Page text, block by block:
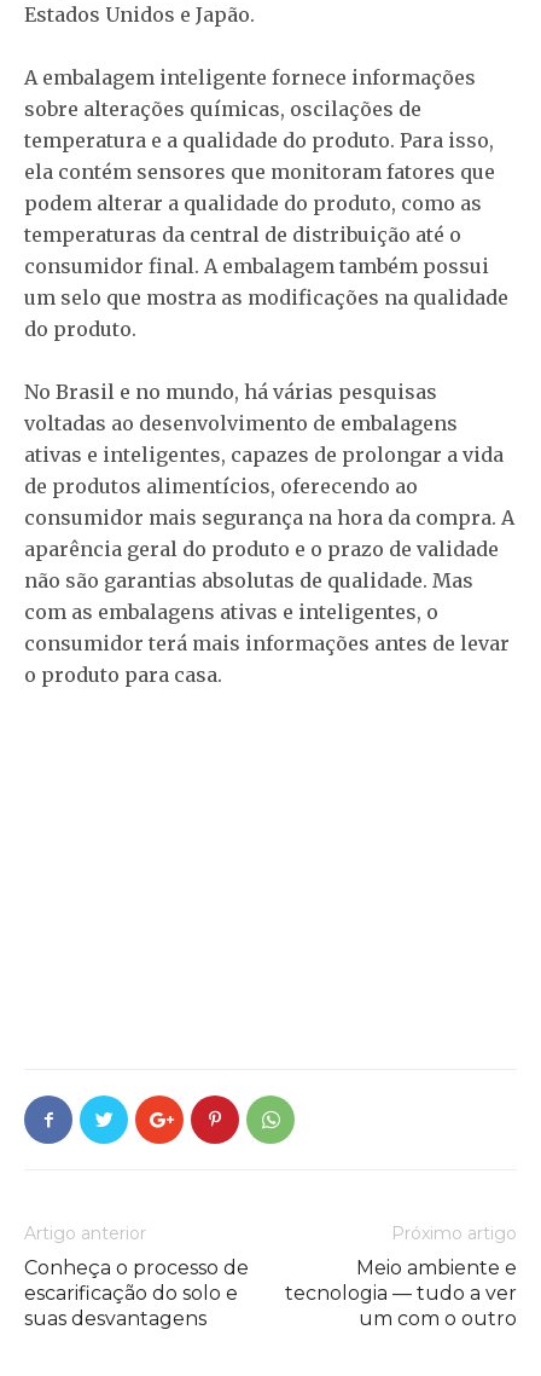
Estados Unidos e Japão.
A embalagem inteligente fornece informações
sobre alterações químicas, oscilações de
temperatura e a qualidade do produto. Para isso,
ela contém sensores que monitoram fatores que
podem alterar a qualidade do produto, como as
temperaturas da central de distribuição até o
consumidor final. A embalagem também possui
um selo que mostra as modificações na qualidade
do produto.
No Brasil e no mundo, há várias pesquisas
voltadas ao desenvolvimento de embalagens
ativas e inteligentes, capazes de prolongar a vida
de produtos alimentícios, oferecendo ao
consumidor mais segurança na hora da compra. A
aparência geral do produto e o prazo de validade
não são garantias absolutas de qualidade. Mas
com as embalagens ativas e inteligentes, o
consumidor terá mais informações antes de levar
o produto para casa.
Artigo anterior
Conheça o processo de
escarificação do solo e
suas desvantagens
Próximo artigo
Meio ambiente e
tecnologia — tudo a ver
um com o outro